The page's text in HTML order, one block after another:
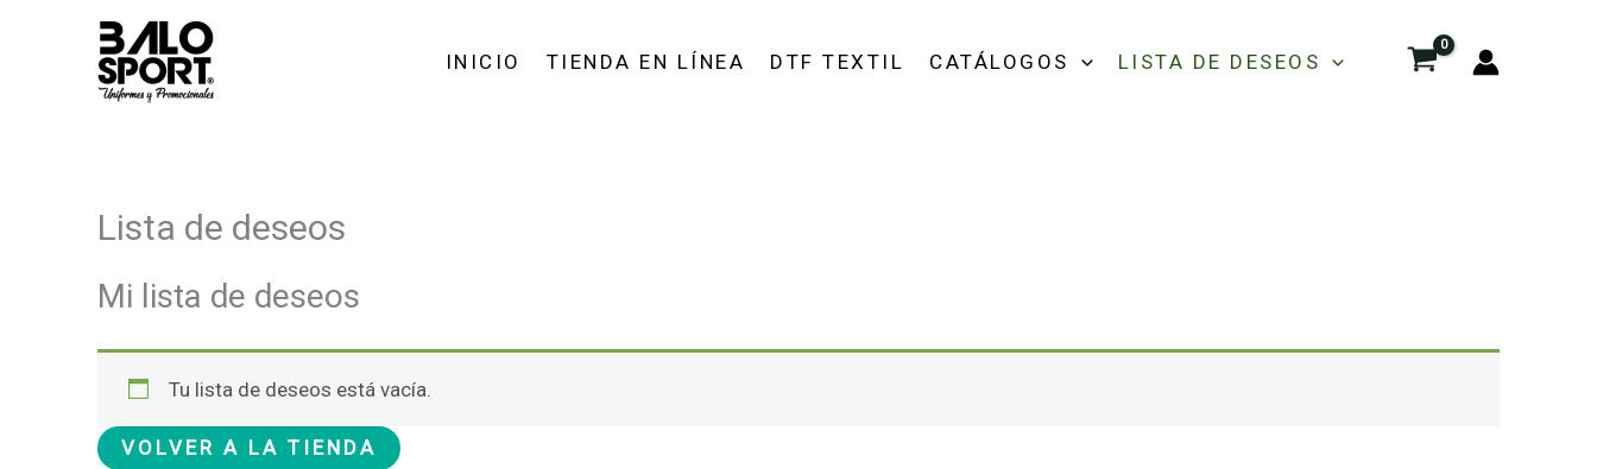
INICIO TIENDA EN LÍNEA DTF TEXTIL CATÁLOGOS LISTA DE DESEOS
Lista de deseos
Mi lista de deseos
Tu lista de deseos está vacía.
VOLVER A LA TIENDA